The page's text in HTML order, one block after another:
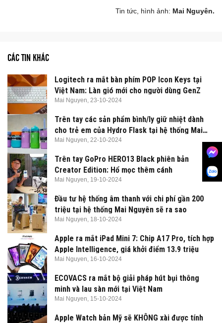
Tin tức, hình ảnh: Mai Nguyên.
CÁC TIN KHÁC
Logitech ra mắt bàn phím POP Icon Keys tại
Việt Nam: Làn gió mới cho người dùng GenZ
Mai Nguyen, 23-10-2024
Trên tay các sản phẩm bình/ly giữ nhiệt dành
cho trẻ em của Hydro Flask tại hệ thống Mai
Nguyên
Mai Nguyen, 22-10-2024
Trên tay GoPro HERO13 Black phiên bản
Creator Edition: Hổ mọc thêm cánh
Mai Nguyen, 19-10-2024
Đầu tư hệ thống âm thanh với chi phí gần 200
triệu tại hệ thống Mai Nguyên sẽ ra sao
Mai Nguyen, 18-10-2024
Apple ra mắt iPad Mini 7: Chip A17 Pro, tích hợp
Apple Intelligence, giá khởi điểm 13.9 triệu
Mai Nguyen, 16-10-2024
ECOVACS ra mắt bộ giải pháp hút bụi thông
minh và lau sàn mới tại Việt Nam
Mai Nguyen, 15-10-2024
Apple Watch bản Mỹ sẽ KHÔNG xài được tính